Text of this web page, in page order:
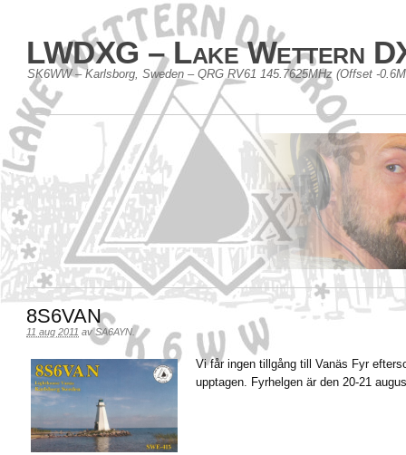
LWDXG – Lake Wettern
SK6WW – Karlsborg, Sweden – QRG RV61 145.7625MHz (Offset -
8S6VAN
11 aug 2011 avSA6AYN
Vi får ingen tillgång till Vanäs Fyr
upptagen. Fyrhelgen är den 20-21